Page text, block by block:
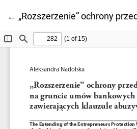
← Wróć do szczegółów artykułu
„Rozszerzenie” ochrony